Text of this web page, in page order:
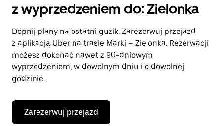
Naciśnij
klawisz
„Escape”,
aby
zamknąć
kalendarz.
z wyprzedzeniem do: Zielonka
Dopnij plany na ostatni guzik. Zarezerwuj przejazd
z aplikacją Uber na trasie Marki – Zielonka. Rezerwacji
możesz dokonać nawet z 90-dniowym
wyprzedzeniem, w dowolnym dniu i o dowolnej
godzinie.
Zarezerwuj przejazd